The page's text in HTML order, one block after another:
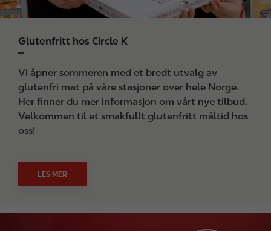
Glutenfritt hos Circle K
Vi åpner sommeren med et bredt utvalg av
glutenfri mat på våre stasjoner over hele Norge.
Her finner du mer informasjon om vårt nye tilbud.
Velkommen til et smakfullt glutenfritt måltid hos
oss!
LES MER